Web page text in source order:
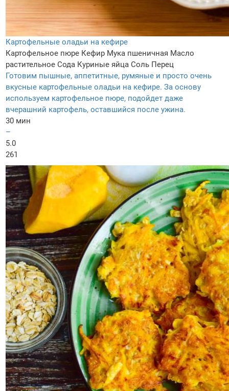
Картофельные оладьи на кефире
Картофельное пюре Кефир Мука пшеничная Масло
растительное Сода Куриные яйца Соль Перец
Готовим пышные, аппетитные, румяные и просто очень
вкусные картофельные оладьи на кефире. За основу
используем картофельное пюре, подойдет даже
вчерашний картофель, оставшийся после ужина.
30 мин
–
5.0
261